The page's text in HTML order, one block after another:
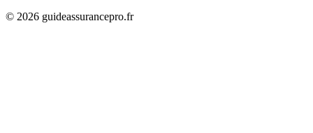
© 2026 guideassurancepro.fr